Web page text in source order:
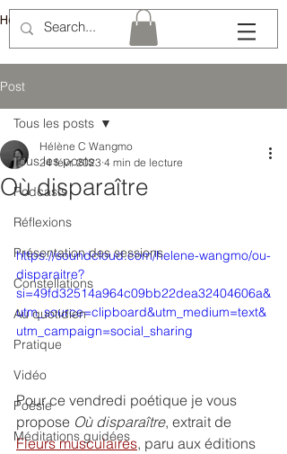
Hélène Lémery
Post
Tous les posts
Podcasts
Réflexions
Présentation des sessions
Constellations
Au quotidien
Pratique
Vidéo
Poésie
Méditations guidées
Tous les posts
Où disparaître
Hélène C Wangmo
24 févr. 2023 4 min de lecture
https://soundcloud.com/helene-wangmo/ou-
disparaitre?
si=49fd32514a964c09bb22dea32404606a&
utm_source=clipboard&utm_medium=text&
utm_campaign=social_sharing
Pour ce vendredi poétique je vous
propose Où disparaître, extrait de
Fleurs musculaires, paru aux éditions